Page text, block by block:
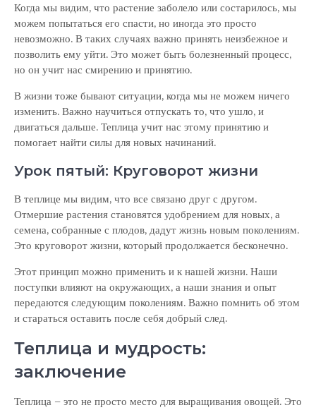
Когда мы видим, что растение заболело или состарилось, мы
можем попытаться его спасти, но иногда это просто
невозможно. В таких случаях важно принять неизбежное и
позволить ему уйти. Это может быть болезненный процесс,
но он учит нас смирению и принятию.
В жизни тоже бывают ситуации, когда мы не можем ничего
изменить. Важно научиться отпускать то, что ушло, и
двигаться дальше. Теплица учит нас этому принятию и
помогает найти силы для новых начинаний.
Урок пятый: Круговорот жизни
В теплице мы видим, что все связано друг с другом.
Отмершие растения становятся удобрением для новых, а
семена, собранные с плодов, дадут жизнь новым поколениям.
Это круговорот жизни, который продолжается бесконечно.
Этот принцип можно применить и к нашей жизни. Наши
поступки влияют на окружающих, а наши знания и опыт
передаются следующим поколениям. Важно помнить об этом
и стараться оставить после себя добрый след.
Теплица и мудрость:
заключение
Теплица – это не просто место для выращивания овощей. Это